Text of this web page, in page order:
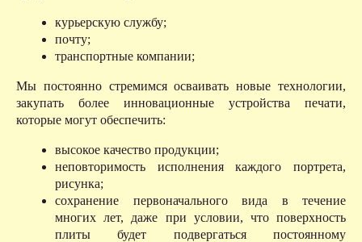
курьерскую службу;
почту;
транспортные компании;
Мы постоянно стремимся осваивать новые технологии,
закупать более инновационные устройства печати,
которые могут обеспечить:
высокое качество продукции;
неповторимость исполнения каждого портрета,
рисунка;
сохранение первоначального вида в течение
многих лет, даже при условии, что поверхность
плиты будет подвергаться постоянному